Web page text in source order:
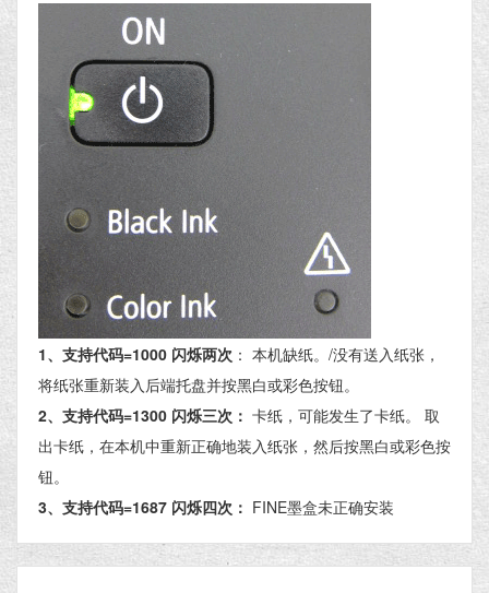
1、支持代码=1000 闪烁两次 ： 本机缺纸。/没有送入纸张，
将纸张重新装入后端托盘并按黑白或彩色按钮。
2、支持代码=1300 闪烁三次： 卡纸，可能发生了卡纸。 取
出卡纸，在本机中重新正确地装入纸张，然后按黑白或彩色按
钮。
3、支持代码=1687 闪烁四次： FINE墨盒未正确安装